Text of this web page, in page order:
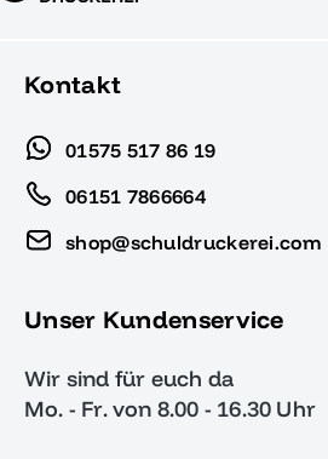
Kontakt
01575 517 86 19
06151 7866664
shop@schuldruckerei.com
Unser Kundenservice
Wir sind für euch da
Mo. - Fr. von 8.00 - 16.30 Uhr